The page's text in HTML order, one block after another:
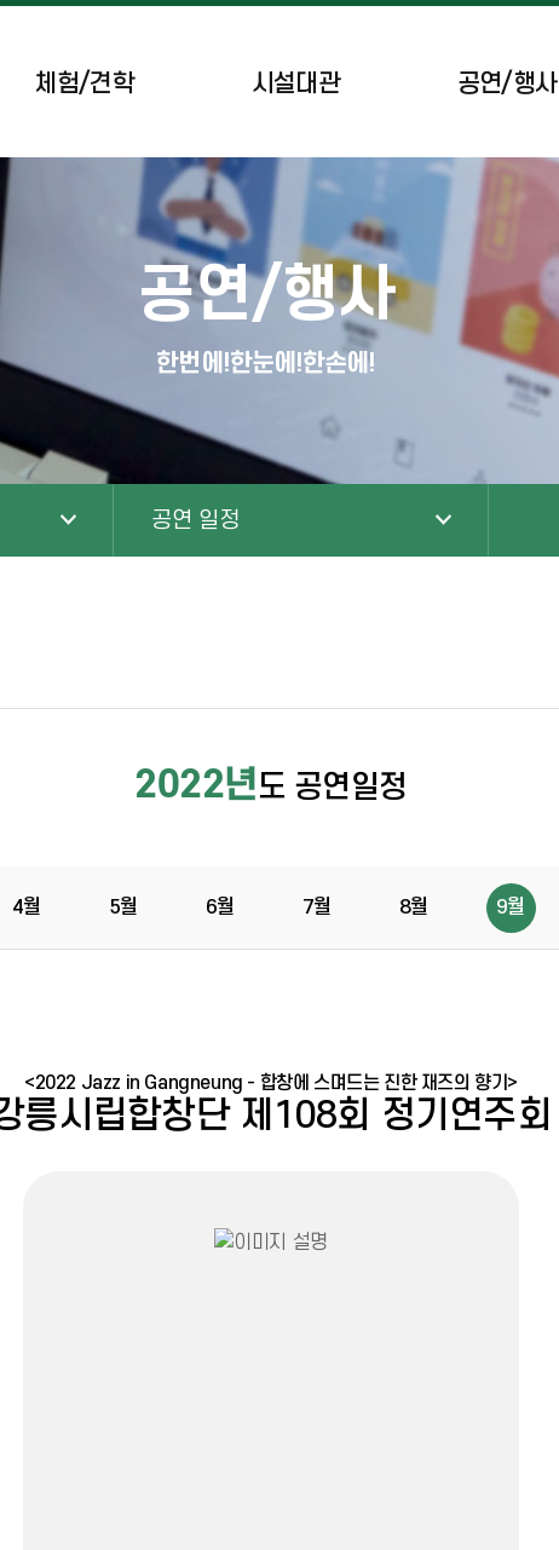
체험/견학 시설대관
공간시설/체육시설
녹색도시체험센터
무장애 차량 예약
공연/행사
공연/행사
한번에!한눈에!한손에!
공연 일정
2022년도 공연일정
4월 5월 6월 7월 8월 9월
<2022 Jazz in Gangneung - 합창에 스며드는 진한 재즈의 향기>
릉시립합창단 제108회 정기연주회